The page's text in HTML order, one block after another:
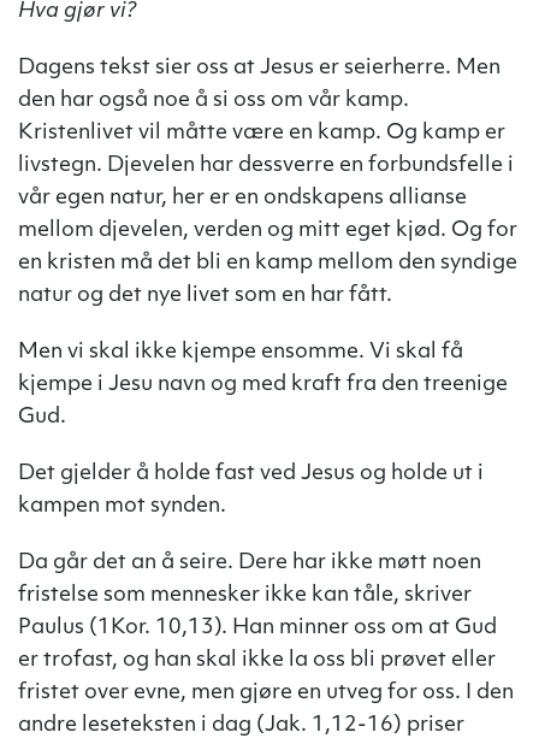
Hva gjør vi?
Dagens tekst sier oss at Jesus er seierherre. Men
den har også noe å si oss om vår kamp.
Kristenlivet vil måtte være en kamp. Og kamp er
livstegn. Djevelen har dessverre en forbundsfelle i
vår egen natur, her er en ondskapens allianse
mellom djevelen, verden og mitt eget kjød. Og for
en kristen må det bli en kamp mellom den syndige
natur og det nye livet som en har fått.
Men vi skal ikke kjempe ensomme. Vi skal få
kjempe i Jesu navn og med kraft fra den treenige
Gud.
Det gjelder å holde fast ved Jesus og holde ut i
kampen mot synden.
Da går det an å seire. Dere har ikke møtt noen
fristelse som mennesker ikke kan tåle, skriver
Paulus (1Kor. 10,13). Han minner oss om at Gud
er trofast, og han skal ikke la oss bli prøvet eller
fristet over evne, men gjøre en utveg for oss. I den
andre leseteksten i dag (Jak. 1,12-16) priser